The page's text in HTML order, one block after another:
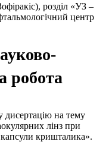
розділ «УЗ –
центр
робота
дисертацію на тему
лінз при
капсули кришталика».